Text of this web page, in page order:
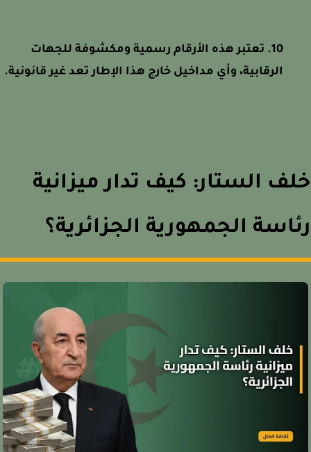
تعتبر هذه الأرقام رسمية ومكشوفة للجهات
الرقابية، وأي مداخيل خارج هذا الإطار تعد غير قانونية.
الستار: كيف تدار ميزانية
الجمهورية الجزائرية؟